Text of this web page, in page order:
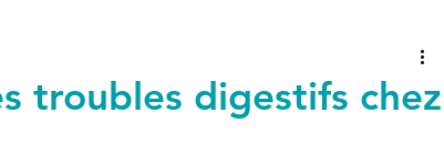
Alimentation des Chiots
troubles digestifs chez